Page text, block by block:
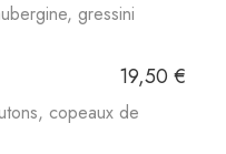
gressini
19,50 €
copeaux de